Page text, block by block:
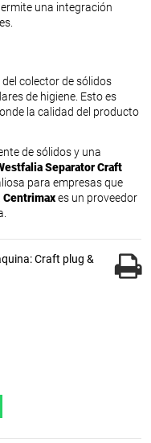
una integración
colector de sólidos
de higiene. Esto es
la calidad del producto
de sólidos y una
Separator Craft
para empresas que
Centrimaxes un proveedor
Craft plug &